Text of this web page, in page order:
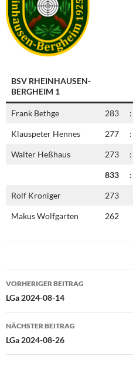
BSV RHEINHAUSEN-
BERGHEIM 1
Frank Bethge 283 :
Klauspeter Hennes 277 :
Walter Heßhaus 273 :
833 :
Rolf Kroniger 273
Makus Wolfgarten 262
Beitragsnavigation
VORHERIGER BEITRAG
LGa 2024-08-14
NÄCHSTER BEITRAG
LGa 2024-08-26